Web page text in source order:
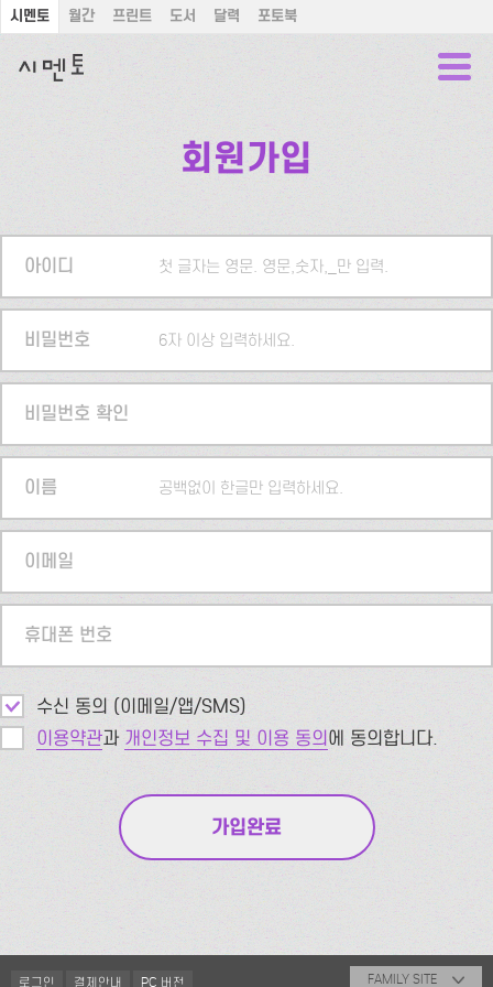
시멘토 월간 프린트 도서 달력 포토북
회원가입
아이디 첫 글자는 영문. 영문,숫자,_만 입력.
비밀번호 6자 이상 입력하세요.
비밀번호 확인
이름 공백없이 한글만 입력하세요.
이메일
휴대폰 번호
수신 동의 (이메일/앱/SMS)
이용약관과 개인정보 수집 및 이용 동의에 동의합니다.
로그인 결제안내 PC 버전 FAMILY SITE